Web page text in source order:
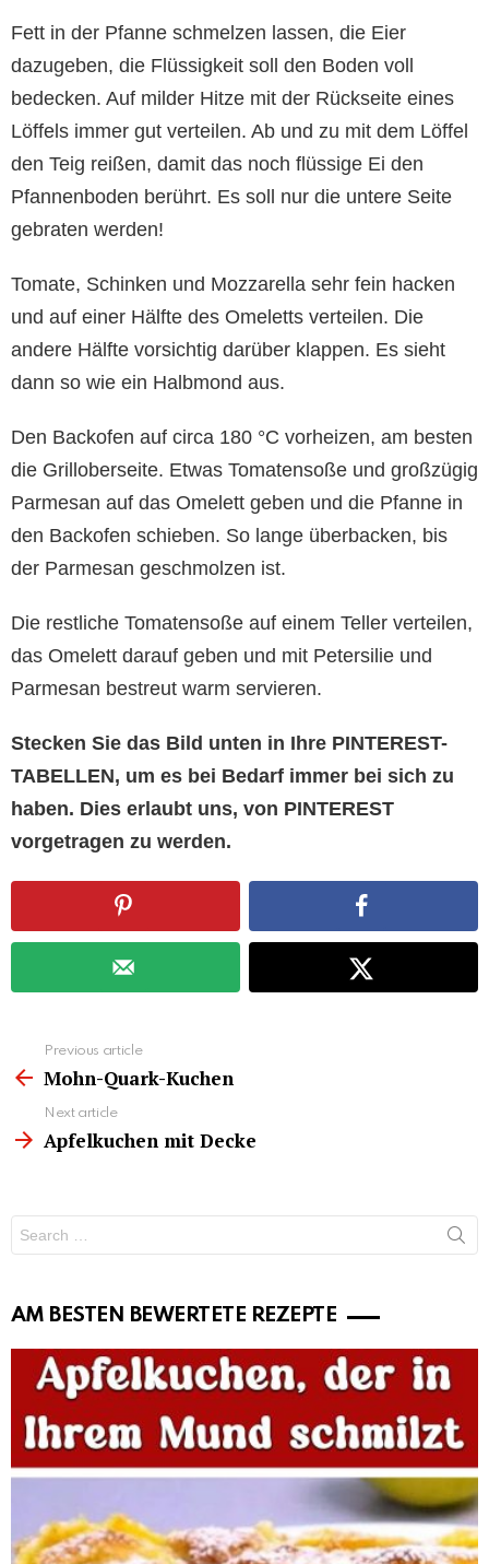
Fett in der Pfanne schmelzen lassen, die Eier
dazugeben, die Flüssigkeit soll den Boden voll
bedecken. Auf milder Hitze mit der Rückseite eines
Löffels immer gut verteilen. Ab und zu mit dem Löffel
den Teig reißen, damit das noch flüssige Ei den
Pfannenboden berührt. Es soll nur die untere Seite
gebraten werden!
Tomate, Schinken und Mozzarella sehr fein hacken
und auf einer Hälfte des Omeletts verteilen. Die
andere Hälfte vorsichtig darüber klappen. Es sieht
dann so wie ein Halbmond aus.
Den Backofen auf circa 180 °C vorheizen, am besten
die Grilloberseite. Etwas Tomatensoße und großzügig
Parmesan auf das Omelett geben und die Pfanne in
den Backofen schieben. So lange überbacken, bis
der Parmesan geschmolzen ist.
Die restliche Tomatensoße auf einem Teller verteilen,
das Omelett darauf geben und mit Petersilie und
Parmesan bestreut warm servieren.
Stecken Sie das Bild unten in Ihre PINTEREST-
TABELLEN, um es bei Bedarf immer bei sich zu
haben. Dies erlaubt uns, von PINTEREST
vorgetragen zu werden.
more
Previous article
Mohn-Quark-Kuchen
Next article
Apfelkuchen mit Decke
for:
AM BESTEN BEWERTETE REZEPTE